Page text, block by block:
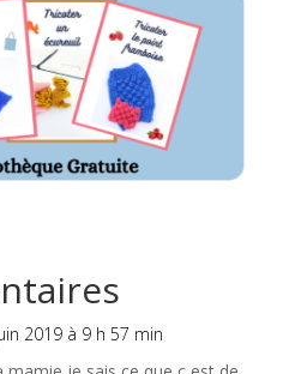
2019 à 9 h 57 min